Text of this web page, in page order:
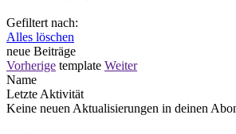
Gefiltert nach:
Alles löschen
neue Beiträge
Vorherige template Weiter
Name
Letzte Aktivität
Keine neuen Aktualisierungen in deinen